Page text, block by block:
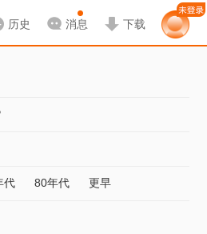
历史 消息 下载
代 80年代 更早